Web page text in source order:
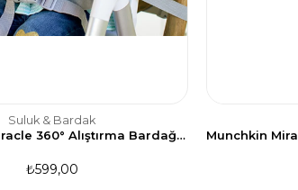
Suluk & Bardak
Mor Renkli Miracle 360° Alıştırma Bardağı - 7 oz/207 ml
₺599,00